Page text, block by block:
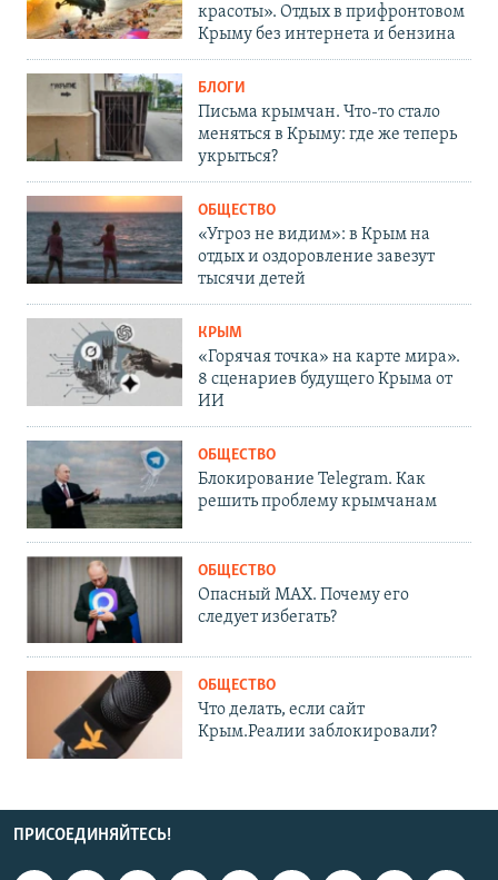
красоты». Отдых в прифронтовом
Крыму без интернета и бензина
БЛОГИ
Письма крымчан. Что-то стало
меняться в Крыму: где же теперь
укрыться?
ОБЩЕСТВО
«Угроз не видим»: в Крым на
отдых и оздоровление завезут
тысячи детей
КРЫМ
«Горячая точка» на карте мира».
8 сценариев будущего Крыма от
ИИ
ОБЩЕСТВО
Блокирование Telegram. Как
решить проблему крымчанам
ОБЩЕСТВО
Опасный MAX. Почему его
следует избегать?
ОБЩЕСТВО
Что делать, если сайт
Крым.Реалии заблокировали?
ПРИСОЕДИНЯЙТЕСЬ!